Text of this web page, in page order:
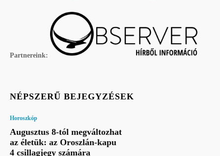
Partnereink:
NÉPSZERŰ BEJEGYZÉSEK
Horoszkóp
Augusztus 8-tól megváltozhat
az életük: az Oroszlán-kapu
4 csillagjegy számára